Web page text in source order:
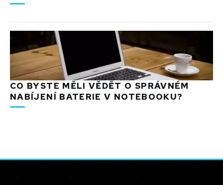
CO BYSTE MĚLI VĚDĚT O SPRÁVNÉM
NABÍJENÍ BATERIE V NOTEBOOKU?